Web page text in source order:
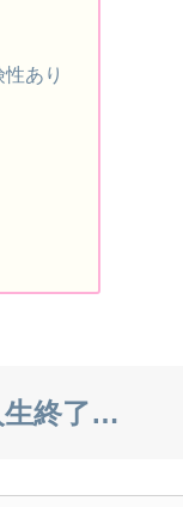
あり
生終了…